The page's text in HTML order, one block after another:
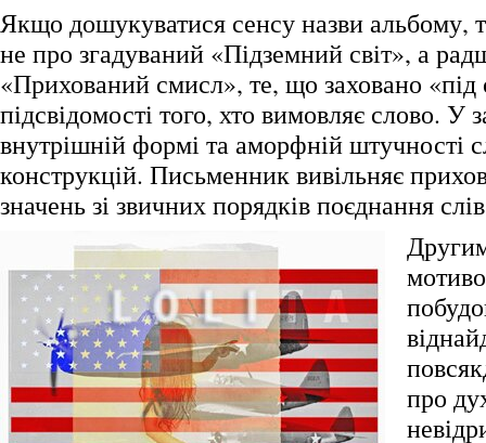
Якщо дошукуватися сенсу назви альбому,
не про згадуваний «Підземний світ», а
«Прихований смисл», те, що заховано
підсвідомості того, хто вимовляє слово. У
внутрішній формі та аморфній штучності
конструкцій. Письменник вивільняє
значень зі звичних порядків поєднання
про